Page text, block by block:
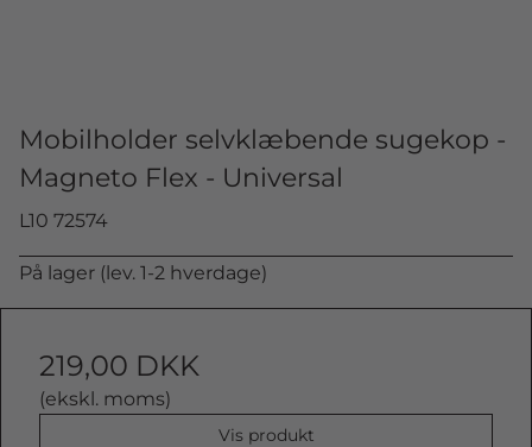
Mobilholder selvklæbende sugekop -
Magneto Flex - Universal
L10 72574
På lager (lev. 1-2 hverdage)
219,00 DKK
(ekskl. moms)
Vis produkt